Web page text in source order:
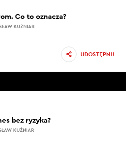
Co to oznacza?
KUŹNIAR
UDOSTĘPNIJ
bez ryzyka?
KUŹNIAR